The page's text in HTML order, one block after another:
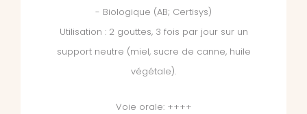
- Biologique (AB; Certisys)
Utilisation : 2 gouttes, 3 fois par jour sur un
support neutre (miel, sucre de canne, huile
végétale).
Voie orale: ++++